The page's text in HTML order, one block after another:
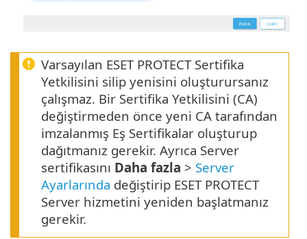
Varsayılan ESET PROTECT Sertifika
Yetkilisini silip yenisini oluşturursanız
çalışmaz. Bir Sertifika Yetkilisini (CA)
değiştirmeden önce yeni CA tarafından
imzalanmış Eş Sertifikalar oluşturup
dağıtmanız gerekir. Ayrıca Server
sertifikasını Daha fazla > Server
Ayarlarında değiştirip ESET PROTECT
Server hizmetini yeniden başlatmanız
gerekir.